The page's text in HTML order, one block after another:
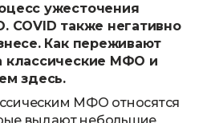
ужесточения
COVID также негативно
Как переживают
классические МФО и
здесь.
МФО относятся